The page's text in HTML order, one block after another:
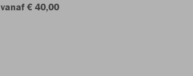
vanaf € 40,00